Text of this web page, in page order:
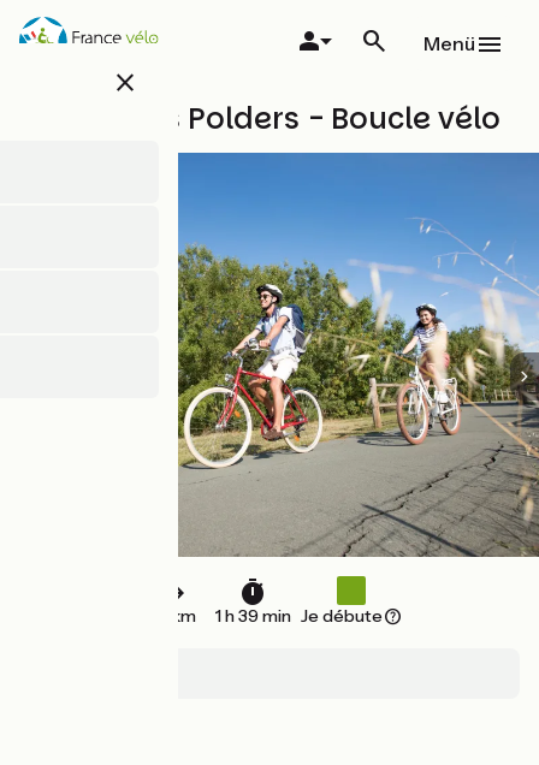
Direkt
zum
close
Menü
Boucle des Polders - Boucle vélo
25 km 1 h 39 min Je débute